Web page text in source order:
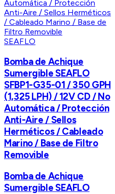
SEAFLO
Bomba de Achique
Sumergible SEAFLO
SFBP1-G35-01 / 350 GPH
(1,325 LPH) / 12V CD / No
Automática / Protección
Anti-Aire / Sellos
Herméticos / Cableado
Marino / Base de Filtro
Removible
Bomba de Achique
Sumergible SEAFLO